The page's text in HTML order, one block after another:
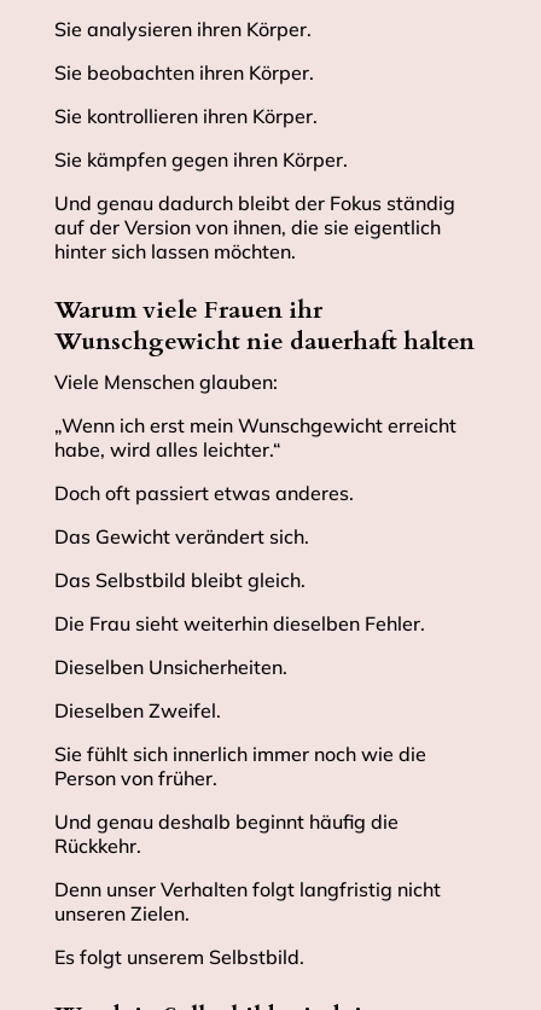
Sie analysieren ihren Körper.
Sie beobachten ihren Körper.
Sie kontrollieren ihren Körper.
Sie kämpfen gegen ihren Körper.
Und genau dadurch bleibt der Fokus ständig
auf der Version von ihnen, die sie eigentlich
hinter sich lassen möchten.
Warum viele Frauen ihr
Wunschgewicht nie dauerhaft halten
Viele Menschen glauben:
„Wenn ich erst mein Wunschgewicht erreicht
habe, wird alles leichter.“
Doch oft passiert etwas anderes.
Das Gewicht verändert sich.
Das Selbstbild bleibt gleich.
Die Frau sieht weiterhin dieselben Fehler.
Dieselben Unsicherheiten.
Dieselben Zweifel.
Sie fühlt sich innerlich immer noch wie die
Person von früher.
Und genau deshalb beginnt häufig die
Rückkehr.
Denn unser Verhalten folgt langfristig nicht
unseren Zielen.
Es folgt unserem Selbstbild.